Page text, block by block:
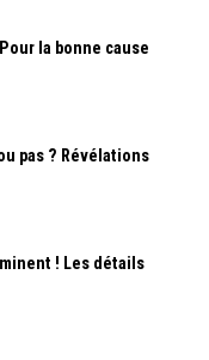
la bonne cause
pas ? Révélations
! Les détails